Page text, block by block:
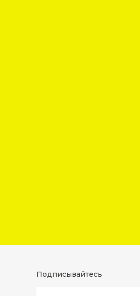
Подписывайтесь